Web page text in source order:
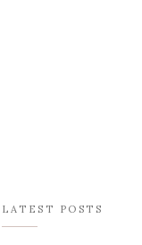
LATEST POSTS